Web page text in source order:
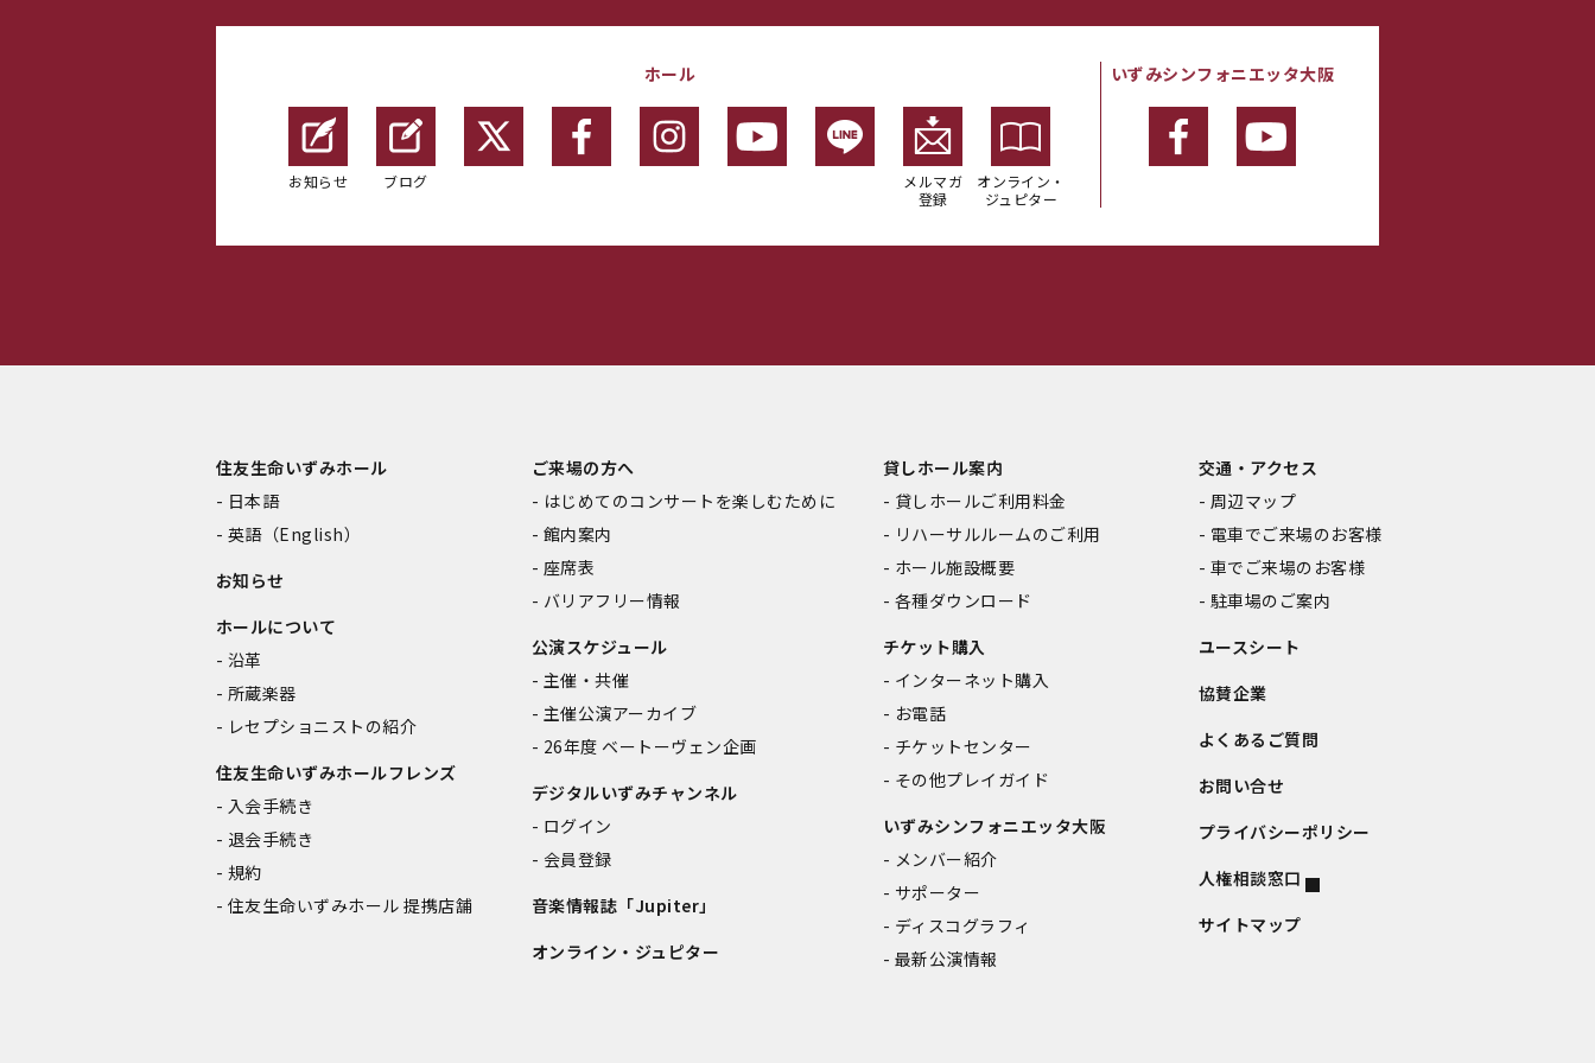
ホール
お知らせ ブログ
メルマガ
登録
オンライン・
ジュピター
いずみシンフォニエッタ大阪
住友生命いずみホール
日本語
英語（English）
お知らせ
ホールについて
沿革
所蔵楽器
レセプショニストの紹介
住友生命いずみホールフレンズ
入会手続き
退会手続き
規約
住友生命いずみホール 提携店舗
ご来場の方へ
はじめてのコンサートを楽しむために
館内案内
座席表
バリアフリー情報
公演スケジュール
主催・共催
主催公演アーカイブ
26年度 ベートーヴェン企画
デジタルいずみチャンネル
ログイン
会員登録
音楽情報誌「Jupiter」
オンライン・ジュピター
貸しホール案内
貸しホールご利用料金
リハーサルルームのご利用
ホール施設概要
各種ダウンロード
チケット購入
インターネット購入
お電話
チケットセンター
その他プレイガイド
いずみシンフォニエッタ大阪
メンバー紹介
サポーター
ディスコグラフィ
最新公演情報
交通・アクセス
周辺マップ
電車でご来場のお客様
車でご来場のお客様
駐車場のご案内
ユースシート
協賛企業
よくあるご質問
お問い合せ
プライバシーポリシー
人権相談窓口
サイトマップ